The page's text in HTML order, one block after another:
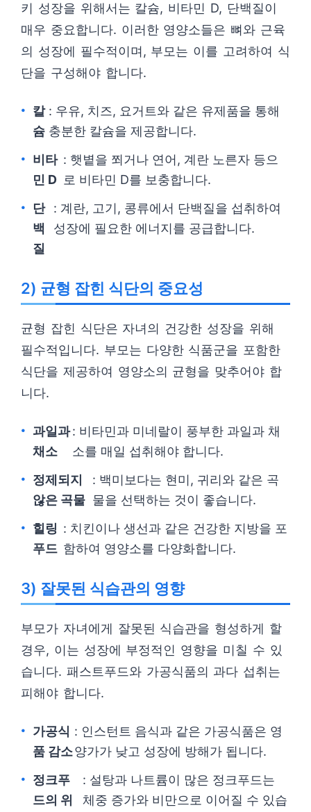
키 성장을 위해서는 칼슘, 비타민 D, 단백질이
매우 중요합니다. 이러한 영양소들은 뼈와 근육
의 성장에 필수적이며, 부모는 이를 고려하여 식
단을 구성해야 합니다.
칼
슘
: 우유, 치즈, 요거트와 같은 유제품을 통해
충분한 칼슘을 제공합니다.
비타
민 D
: 햇볕을 쬐거나 연어, 계란 노른자 등으
로 비타민 D를 보충합니다.
단
백
질
: 계란, 고기, 콩류에서 단백질을 섭취하여
성장에 필요한 에너지를 공급합니다.
2) 균형 잡힌 식단의 중요성
균형 잡힌 식단은 자녀의 건강한 성장을 위해
필수적입니다. 부모는 다양한 식품군을 포함한
식단을 제공하여 영양소의 균형을 맞추어야 합
니다.
과일과
채소
: 비타민과 미네랄이 풍부한 과일과 채
소를 매일 섭취해야 합니다.
정제되지
않은 곡물
: 백미보다는 현미, 귀리와 같은 곡
물을 선택하는 것이 좋습니다.
힐링
푸드
: 치킨이나 생선과 같은 건강한 지방을 포
함하여 영양소를 다양화합니다.
3) 잘못된 식습관의 영향
부모가 자녀에게 잘못된 식습관을 형성하게 할
경우, 이는 성장에 부정적인 영향을 미칠 수 있
습니다. 패스트푸드와 가공식품의 과다 섭취는
피해야 합니다.
가공식
품 감소
: 인스턴트 음식과 같은 가공식품은 영
양가가 낮고 성장에 방해가 됩니다.
정크푸
드의 위
: 설탕과 나트륨이 많은 정크푸드는
체중 증가와 비만으로 이어질 수 있습